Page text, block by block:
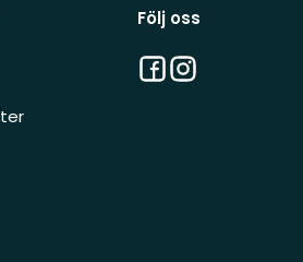
Följ oss
Facebook
Instagram